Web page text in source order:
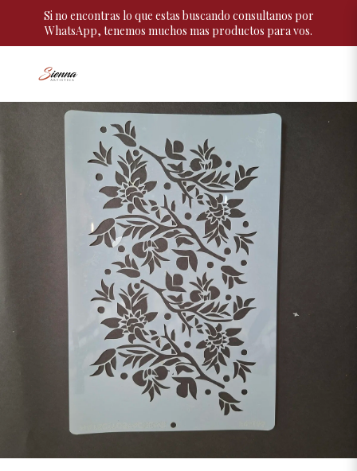
Si no encontras lo que estas buscando consultanos por
WhatsApp, tenemos muchos mas productos para vos.